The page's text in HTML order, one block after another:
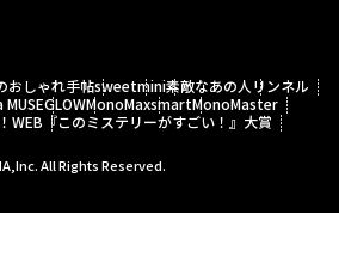
おしゃれ手帖sweetmini素敵なあの人 リンネル
GLOWMonoMaxsmartMonoMaster
WEB 『このミステリーがすごい！』大賞
All Rights Reserved.